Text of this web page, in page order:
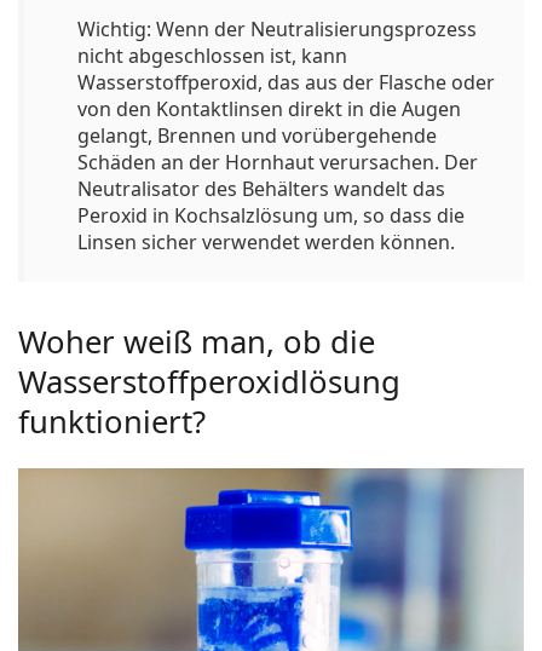
Wichtig: Wenn der Neutralisierungsprozess
nicht abgeschlossen ist, kann
Wasserstoffperoxid, das aus der Flasche oder
von den Kontaktlinsen direkt in die Augen
gelangt, Brennen und vorübergehende
Schäden an der Hornhaut verursachen. Der
Neutralisator des Behälters wandelt das
Peroxid in Kochsalzlösung um, so dass die
Linsen sicher verwendet werden können.
Woher weiß man, ob die
Wasserstoffperoxidlösung
funktioniert?